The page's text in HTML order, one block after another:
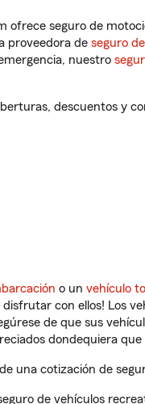
ofrece seguro de
proveedora de seguro
nuestro
descuentos y
o un vehículo
con ellos! Los
de que sus
dondequiera que
una cotización de
de vehículos